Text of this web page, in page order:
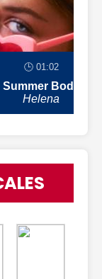
🕒 01:02
Summer Body
Helena